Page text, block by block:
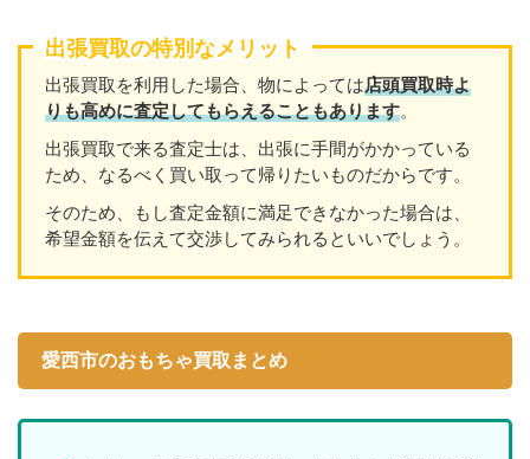
出張買取の特別なメリット
出張買取を利用した場合、物によっては店頭買取時よ
りも高めに査定してもらえることもあります。
出張買取で来る査定士は、出張に手間がかかっている
ため、なるべく買い取って帰りたいものだからです。
そのため、もし査定金額に満足できなかった場合は、
希望金額を伝えて交渉してみられるといいでしょう。
愛西市のおもちゃ買取まとめ